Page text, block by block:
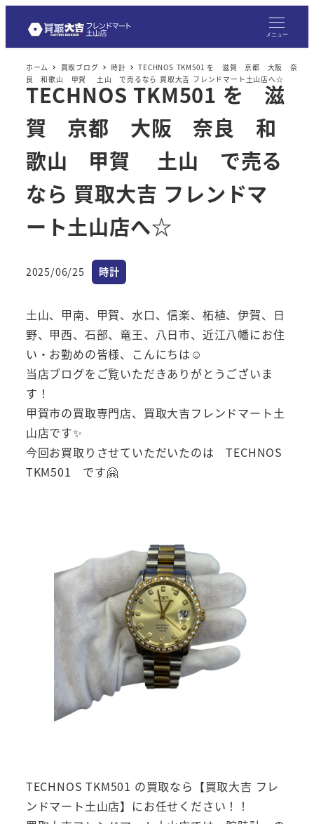
メニュー
ホーム 買取ブログ 時計
TECHNOS TKM501 を 滋賀 京都 大阪 奈
良 和歌山 甲賀 土山 で売るなら 買取大吉 フレンドマート土山店へ☆
TECHNOS TKM501 を 滋
賀 京都 大阪 奈良 和
歌山 甲賀 土山 で売る
なら 買取大吉 フレンドマ
ート土山店へ☆
投稿日
2025/06/25 カテゴリー
時計
土山、甲南、甲賀、水口、信楽、柘植、伊賀、日
野、甲西、石部、竜王、八日市、近江八幡にお住
い・お勤めの皆様、こんにちは☺
当店ブログをご覧いただきありがとうございま
す！
甲賀市の買取専門店、買取大吉フレンドマート土
山店です✨
今回お買取りさせていただいたのは TECHNOS
TKM501 です🤗
TECHNOS TKM501 の買取なら【買取大吉 フレ
ンドマート土山店】にお任せください！！